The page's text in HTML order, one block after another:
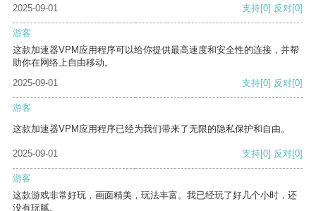
2025-09-01 支持[0] 反对[0]
游客
这款加速器VPM应用程序可以给你提供最高速度和安全性的连接，并帮
助你在网络上自由移动。
2025-09-01
支持[0] 反对[0]
游客
这款加速器VPM应用程序已经为我们带来了无限的隐私保护和自由。
2025-09-01 支持[0] 反对[0]
游客
这款游戏非常好玩，画面精美，玩法丰富。我已经玩了好几个小时，还
没有玩腻。